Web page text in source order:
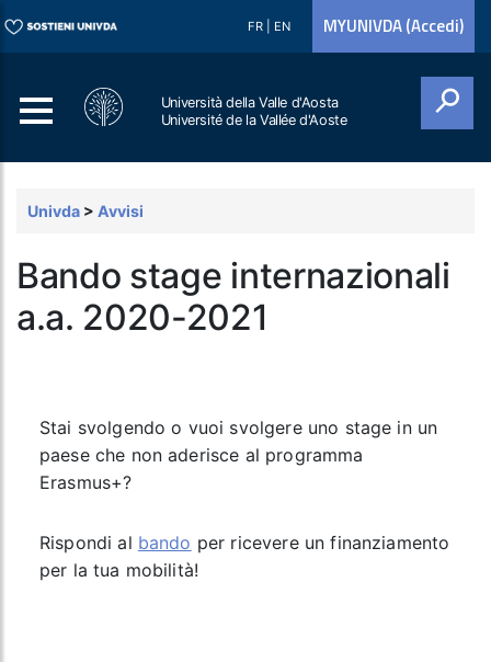
FR EN MYUNIVDA (Accedi)
Università della Valle d'Aosta
Université de la Vallée d'Aoste
Univda > Avvisi
Bando stage internazionali
a.a. 2020-2021
Stai svolgendo o vuoi svolgere uno stage in un
paese che non aderisce al programma
Erasmus+?
Rispondi al bando per ricevere un finanziamento
per la tua mobilità!